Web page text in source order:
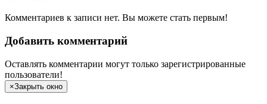
Комментариев к записи нет. Вы можете стать первым!
Добавить комментарий
Оставлять комментарии могут только зарегистрированные
пользователи!
×Закрыть окно